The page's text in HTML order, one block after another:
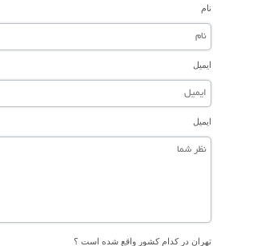
نام
ایمیل
ایمیل
تهران در کدام کشور واقع شده است ؟